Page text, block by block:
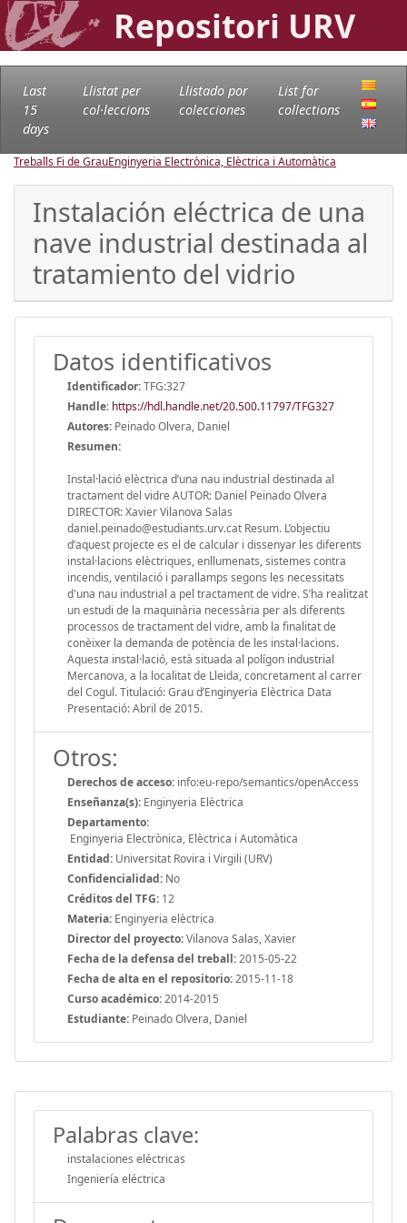
Repositori URV
Last
15
days
Llistat per
col·leccions
Llistado por
colecciones
List for
collections
Treballs Fi de GrauEnginyeria Electrònica, Elèctrica i Automàtica
Instalación eléctrica de una
nave industrial destinada al
tratamiento del vidrio
Datos identificativos
Identificador:TFG:327
Handle: https://hdl.handle.net/20.500.11797/TFG327
Autores: Peinado Olvera, Daniel
Resumen:
Instal·lació elèctrica d’una nau industrial destinada al
tractament del vidre AUTOR: Daniel Peinado Olvera
DIRECTOR: Xavier Vilanova Salas
daniel.peinado@estudiants.urv.cat Resum. L’objectiu
d’aquest projecte es el de calcular i dissenyar les diferents
instal·lacions elèctriques, enllumenats, sistemes contra
incendis, ventilació i parallamps segons les necessitats
d'una nau industrial a pel tractament de vidre. S’ha realitzat
un estudi de la maquinària necessària per als diferents
processos de tractament del vidre, amb la finalitat de
conèixer la demanda de potència de les instal·lacions.
Aquesta instal·lació, està situada al polígon industrial
Mercanova, a la localitat de Lleida, concretament al carrer
del Cogul. Titulació: Grau d’Enginyeria Elèctrica Data
Presentació: Abril de 2015.
Otros:
Derechos de acceso: info:eu-repo/semantics/openAccess
Enseñanza(s): Enginyeria Elèctrica
Departamento:
Enginyeria Electrònica, Elèctrica i Automàtica
Entidad: Universitat Rovira i Virgili (URV)
Confidencialidad: No
Créditos del TFG: 12
Materia: Enginyeria elèctrica
Director del proyecto:Vilanova Salas, Xavier
Fecha de la defensa del treball:2015-05-22
Fecha de alta en el repositorio:2015-11-18
Curso académico:2014-2015
Estudiante: Peinado Olvera, Daniel
Palabras clave:
instalaciones eléctricas
Ingeniería eléctrica